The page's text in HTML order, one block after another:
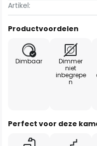
Artikel:
Productvoordelen
Dimbaar
Dimmer
niet
inbegrepe
n
Perfect voor deze